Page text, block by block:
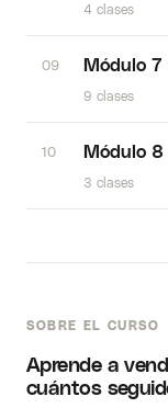
SOBRE EL CURSO
Aprende a
cuántos
4 clases
09 Módulo
9 clases
10 Módulo 8
3 clases